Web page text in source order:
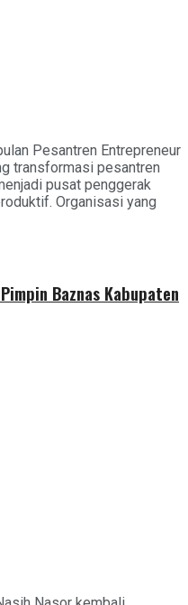
Pesantren Entrepreneur
transformasi pesantren
pusat penggerak
Organisasi yang
Baznas Kabupaten